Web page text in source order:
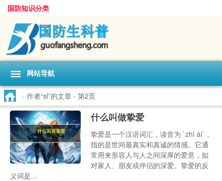
国防知识分类
网站导航
> 作者“sl”的文章 - 第2页
什么叫做挚爱
挚爱是一个汉语词汇，读音为 `zhì ài`，
指的是世间最真实和真诚的情感。它通
常用来形容人与人之间深厚的爱意，如
对家人、朋友或伴侣的深爱。挚爱的反
义词是...